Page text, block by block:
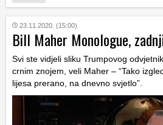
23.11.2020. (15:00)
Bill Maher Monologue,
Svi ste vidjeli sliku Trumpovog
crnim znojem, veli Maher – “Tako
lijesa prerano, na dnevno svjetlo”.